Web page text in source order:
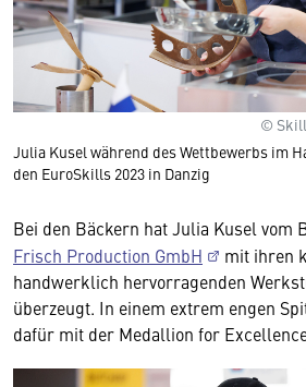
©
Julia Kusel während des Wettbewerbs im
den EuroSkills 2023 in Danzig
Bei den Bäckern hat Julia Kusel vom
Frisch Production GmbH
mit ihren
handwerklich hervorragenden
überzeugt. In einem extrem engen
dafür mit der Medallion for